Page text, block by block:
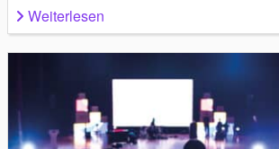
Weiterlesen